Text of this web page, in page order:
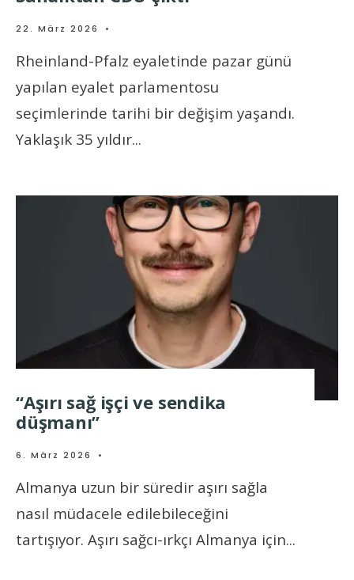
22. März 2026 •
Rheinland-Pfalz eyaletinde pazar günü
yapılan eyalet parlamentosu
seçimlerinde tarihi bir değişim yaşandı.
Yaklaşık 35 yıldır...
“Aşırı sağ işçi ve sendika
düşmanı”
6. März 2026 •
Almanya uzun bir süredir aşırı sağla
nasıl müdacele edilebileceğini
tartışıyor. Aşırı sağcı-ırkçı Almanya için...